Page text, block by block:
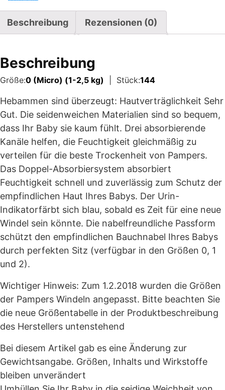
Beschreibung Rezensionen (0)
Beschreibung
Größe:0 (Micro) (1-2,5 kg) | Stück:144
Hebammen sind überzeugt: Hautverträglichkeit Sehr
Gut. Die seidenweichen Materialien sind so bequem,
dass Ihr Baby sie kaum fühlt. Drei absorbierende
Kanäle helfen, die Feuchtigkeit gleichmäßig zu
verteilen für die beste Trockenheit von Pampers.
Das Doppel-Absorbiersystem absorbiert
Feuchtigkeit schnell und zuverlässig zum Schutz der
empfindlichen Haut Ihres Babys. Der Urin-
Indikatorfärbt sich blau, sobald es Zeit für eine neue
Windel sein könnte. Die nabelfreundliche Passform
schützt den empfindlichen Bauchnabel Ihres Babys
durch perfekten Sitz (verfügbar in den Größen 0, 1
und 2).
Wichtiger Hinweis: Zum 1.2.2018 wurden die Größen
der Pampers Windeln angepasst. Bitte beachten Sie
die neue Größentabelle in der Produktbeschreibung
des Herstellers untenstehend
Bei diesem Artikel gab es eine Änderung zur
Gewichtsangabe. Größen, Inhalts und Wirkstoffe
bleiben unverändert